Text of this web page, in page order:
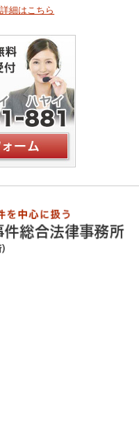
細はこちら